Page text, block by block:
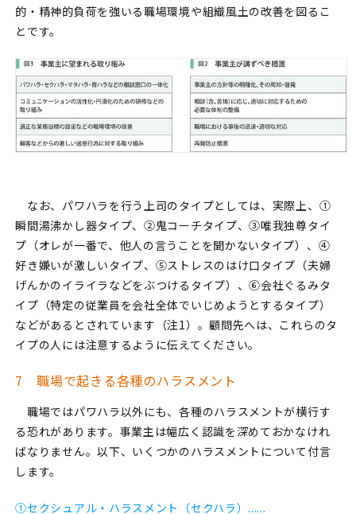
的・精神的負荷を強いる職場環境や組織風土の改善を図るこ
とです。
なお、パワハラを行う上司のタイプとしては、実際上、①
瞬間湯沸かし器タイプ、②鬼コーチタイプ、③唯我独尊タイ
プ（オレが一番で、他人の言うことを聞かないタイプ）、④
好き嫌いが激しいタイプ、⑤ストレスのはけ口タイプ（夫婦
げんかのイライラなどをぶつけるタイプ）、⑥会社ぐるみタ
イプ（特定の従業員を会社全体でいじめようとするタイプ）
などがあるとされています（注1）。顧問先へは、これらのタ
イプの人には注意するように伝えてください。
7 職場で起きる各種のハラスメント
職場ではパワハラ以外にも、各種のハラスメントが横行す
る恐れがあります。事業主は幅広く認識を深めておかなけれ
ばなりません。以下、いくつかのハラスメントについて付言
します。
①セクシュアル・ハラスメント（セクハラ）......